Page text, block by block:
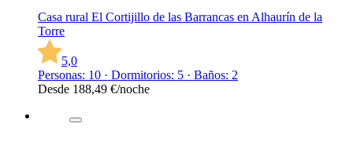
Casa rural El Cortijillo de las Barrancas en Alhaurín de la
Torre
5,0
Personas: 10 · Dormitorios: 5 · Baños: 2
Desde 188,49 €/noche